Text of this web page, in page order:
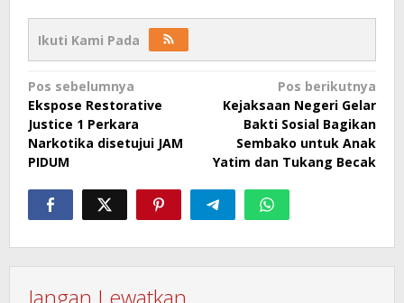
Ikuti Kami Pada
Navigasi
pos
Pos sebelumnya
Ekspose Restorative
Justice 1 Perkara
Narkotika disetujui JAM
PIDUM
Pos berikutnya
Kejaksaan Negeri Gelar
Bakti Sosial Bagikan
Sembako untuk Anak
Yatim dan Tukang Becak